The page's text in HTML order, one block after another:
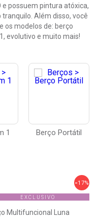
e possuem pintura atóxica,
Além disso, você
os modelos de: berço
evolutivo e muito mais!
1 Berço Portátil
17%
EXCLUSIVO
Multifuncional Luna